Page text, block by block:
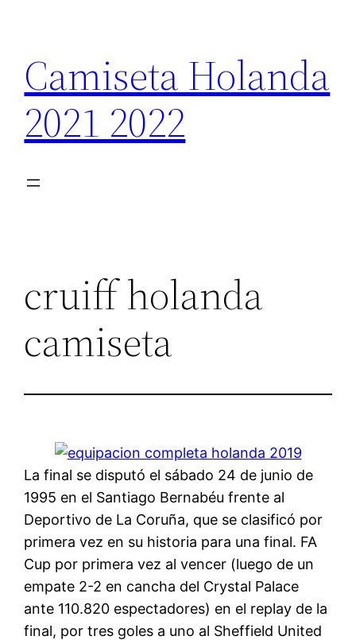
contenido
Camiseta Holanda
2021 2022
cruiff holanda
camiseta
La final se disputó el sábado 24 de junio de
1995 en el Santiago Bernabéu frente al
Deportivo de La Coruña, que se clasificó por
primera vez en su historia para una final. FA
Cup por primera vez al vencer (luego de un
empate 2-2 en cancha del Crystal Palace
ante 110.820 espectadores) en el replay de la
final, por tres goles a uno al Sheffield United